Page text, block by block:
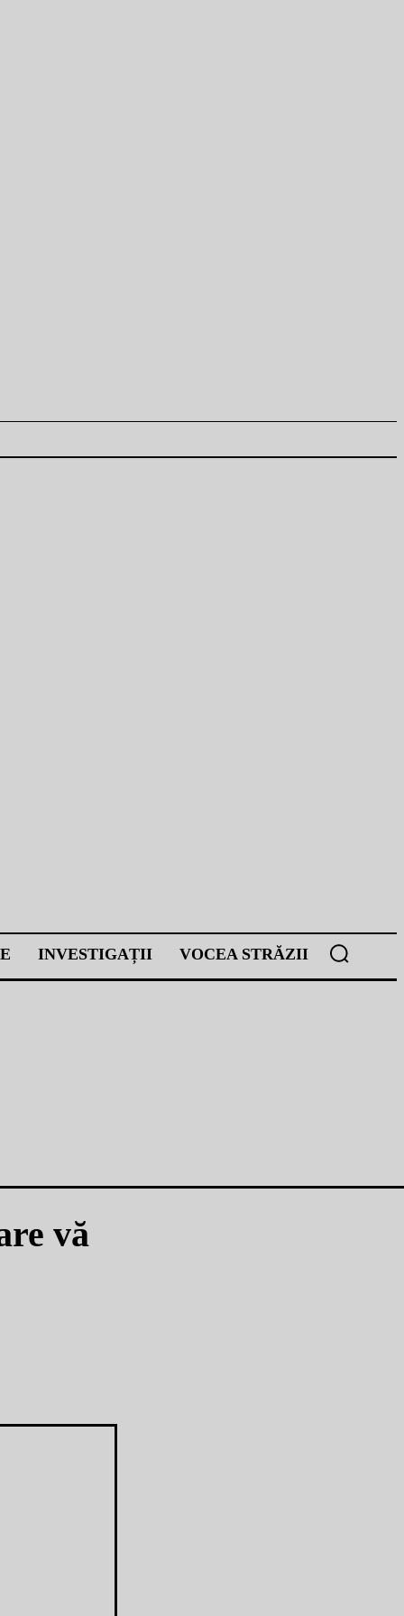
INVESTIGAȚII VOCEA STRĂZII
vă